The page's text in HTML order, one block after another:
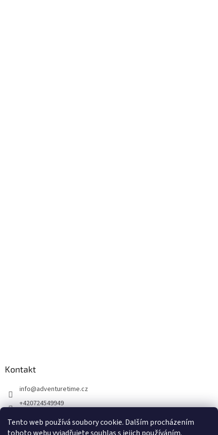
Tento web používá soubory cookie. Dalším procházením
Kontakt
info@adventuretime.cz
+420724549949
+420606618099